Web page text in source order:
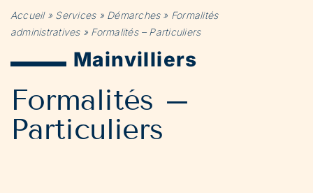
Accueil» Services» Démarches» Formalités
administratives» Formalités – Particuliers
Mainvilliers
Formalités –
Particuliers